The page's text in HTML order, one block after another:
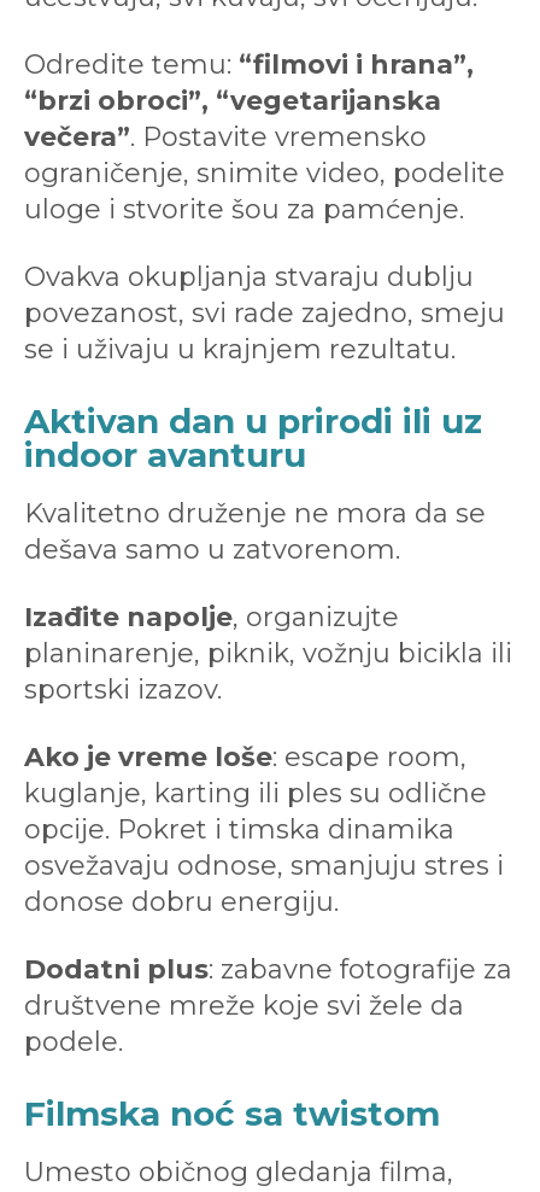
Odredite temu: “filmovi i hrana”,
“brzi obroci”, “vegetarijanska
večera”. Postavite vremensko
ograničenje, snimite video, podelite
uloge i stvorite šou za pamćenje.
Ovakva okupljanja stvaraju dublju
povezanost, svi rade zajedno, smeju
se i uživaju u krajnjem rezultatu.
Aktivan dan u prirodi ili uz
indoor avanturu
Kvalitetno druženje ne mora da se
dešava samo u zatvorenom.
Izađite napolje, organizujte
planinarenje, piknik, vožnju bicikla ili
sportski izazov.
Ako je vreme loše: escape room,
kuglanje, karting ili ples su odlične
opcije. Pokret i timska dinamika
osvežavaju odnose, smanjuju stres i
donose dobru energiju.
Dodatni plus: zabavne fotografije za
društvene mreže koje svi žele da
podele.
Filmska noć sa twistom
Umesto običnog gledanja filma,